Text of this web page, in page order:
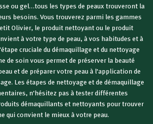
ou gel…tous les types de peaux trouveront la
besoins. Vous trouverez parmi les gammes
Olivier, le produit nettoyant ou le produit
à votre type de peau, à vos habitudes et à
cruciale du démaquillage et du nettoyage
de soin vous permet de préserver la beauté
et de préparer votre peau à l'application de
Les étapes de nettoyage et de démaquillage
n'hésitez pas à tester différentes
démaquillants et nettoyants pour trouver
qui convient le mieux à votre peau.